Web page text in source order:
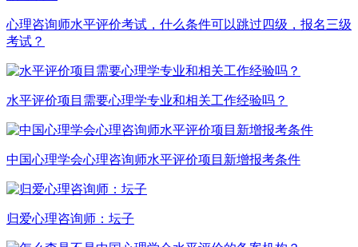
心理咨询师水平评价考试，什么条件可以跳过四级，报名三级
考试？
水平评价项目需要心理学专业和相关工作经验吗？
中国心理学会心理咨询师水平评价项目新增报考条件
归爱心理咨询师：坛子